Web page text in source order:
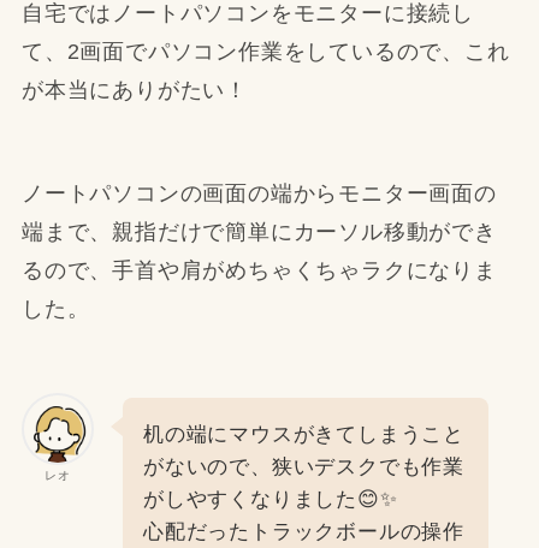
自宅ではノートパソコンをモニターに接続し
て、2画面でパソコン作業をしているので、これ
が本当にありがたい！
ノートパソコンの画面の端からモニター画面の
端まで、親指だけで簡単にカーソル移動ができ
るので、手首や肩がめちゃくちゃラクになりま
した。
レオ
机の端にマウスがきてしまうこと
がないので、狭いデスクでも作業
がしやすくなりました😊✨
心配だったトラックボールの操作